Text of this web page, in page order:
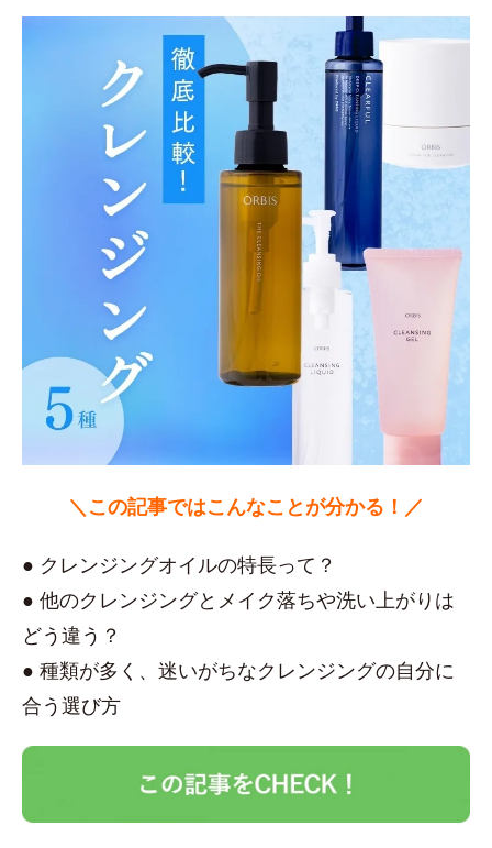
＼この記事ではこんなことが分かる！／
● クレンジングオイルの特長って？
● 他のクレンジングとメイク落ちや洗い上がりは
どう違う？
● 種類が多く、迷いがちなクレンジングの自分に
合う選び方